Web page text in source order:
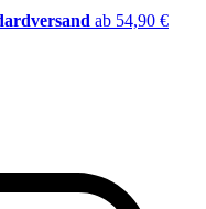
ab 54,90 €